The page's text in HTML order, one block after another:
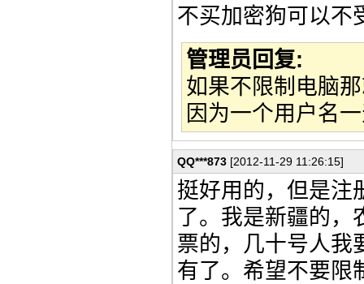
不买加密狗可以不
管理员回复:
如果不限制电脑
因为一个用户名
QQ***873 [2012-11-29 11:26:15]
挺好用的，但是注
了。我是新疆的，
票的，几十号人我
有了。希望不要限